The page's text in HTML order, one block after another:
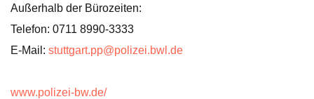
Außerhalb der Bürozeiten:
Telefon: 0711 8990-3333
E-Mail: stuttgart.pp@polizei.bwl.de
www.polizei-bw.de/